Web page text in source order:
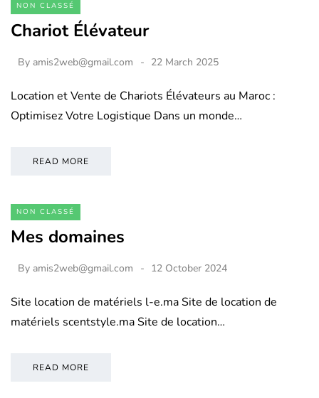
NON CLASSÉ
Chariot Élévateur
By amis2web@gmail.com 22 March 2025
Location et Vente de Chariots Élévateurs au Maroc :
Optimisez Votre Logistique Dans un monde…
READ MORE
NON CLASSÉ
Mes domaines
By amis2web@gmail.com 12 October 2024
Site location de matériels l-e.ma Site de location de
matériels scentstyle.ma Site de location…
READ MORE